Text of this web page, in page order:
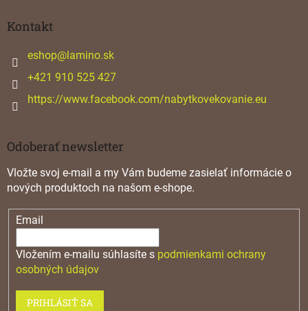
Kontakt
eshop@lamino.sk
+421 910 525 427
https://www.facebook.com/nabytkovekovanie.eu
Odoberať newsletter
Vložte svoj e-mail a my Vám budeme zasielať informácie o
nových produktoch na našom e-shope.
Email
Vložením e-mailu súhlasíte s podmienkami ochrany
osobných údajov
PRIHLÁSIŤ SA